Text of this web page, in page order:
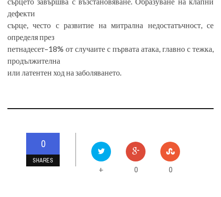
дефекти
сърце, често с развитие на митрална недостатъчност, се
определя през
петнадесет–18% от случаите с първата атака, главно с тежка,
продължителна
или латентен ход на заболяването.
0
SHARES
+ 0 0